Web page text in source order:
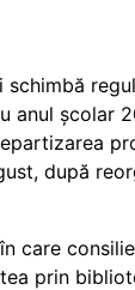
schimbă
anul școlar
după
care
prin